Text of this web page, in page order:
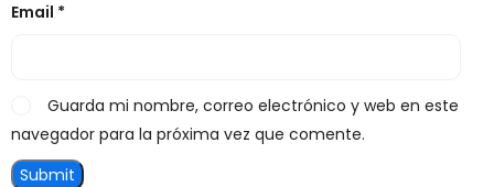
Email *
Guarda mi nombre, correo electrónico y web en este
navegador para la próxima vez que comente.